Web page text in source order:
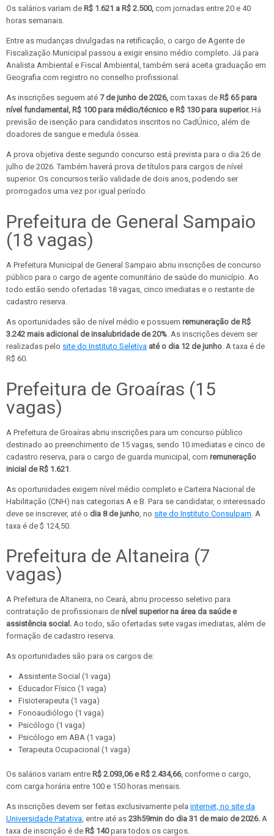
Os salários variam de R$ 1.621 a R$ 2.500, com jornadas entre 20 e 40
horas semanais.
Entre as mudanças divulgadas na retificação, o cargo de Agente de
Fiscalização Municipal passou a exigir ensino médio completo. Já para
Analista Ambiental e Fiscal Ambiental, também será aceita graduação em
Geografia com registro no conselho profissional.
As inscrições seguem até 7 de junho de 2026, com taxas de R$ 65 para
nível fundamental, R$ 100 para médio/técnico e R$ 130 para superior. Há
previsão de isenção para candidatos inscritos no CadÚnico, além de
doadores de sangue e medula óssea.
A prova objetiva deste segundo concurso está prevista para o dia 26 de
julho de 2026. Também haverá prova de títulos para cargos de nível
superior. Os concursos terão validade de dois anos, podendo ser
prorrogados uma vez por igual período.
Prefeitura de General Sampaio
(18 vagas)
A Prefeitura Municipal de General Sampaio abriu inscrições de concurso
público para o cargo de agente comunitário de saúde do município. Ao
todo estão sendo ofertadas 18 vagas, cinco imediatas e o restante de
cadastro reserva.
As oportunidades são de nível médio e possuem remuneração de R$
3.242 mais adicional de insalubridade de 20% . As inscrições devem ser
realizadas pelo site do Instituto Seletiva até o dia 12 de junho . A taxa é de
R$ 60.
Prefeitura de Groaíras (15
vagas)
A Prefeitura de Groaíras abriu inscrições para um concurso público
destinado ao preenchimento de 15 vagas, sendo 10 imediatas e cinco de
cadastro reserva, para o cargo de guarda municipal, com remuneração
inicial de R$ 1.621
As oportunidades exigem nível médio completo e Carteira Nacional de
Habilitação (CNH) nas categorias A e B. Para se candidatar, o interessado
deve se inscrever, até o dia 8 de junho , no site do Instituto Consulpam . A
taxa é de $ 124,50.
Prefeitura de Altaneira (7
vagas)
A Prefeitura de Altaneira, no Ceará, abriu processo seletivo para
contratação de profissionais de nível superior na área da saúde e
assistência social. Ao todo, são ofertadas sete vagas imediatas, além de
formação de cadastro reserva.
As oportunidades são para os cargos de:
Assistente Social (1 vaga)
Educador Físico (1 vaga)
Fisioterapeuta (1 vaga)
Fonoaudiólogo (1 vaga)
Psicólogo (1 vaga)
Psicólogo em ABA (1 vaga)
Terapeuta Ocupacional (1 vaga)
Os salários variam entre R$ 2.093,06 e R$ 2.434,66, conforme o cargo,
com carga horária entre 100 e 150 horas mensais.
As inscrições devem ser feitas exclusivamente pela internet, no site da
Universidade Patativa, entre até as 23h59min do dia 31 de maio de 2026. A
taxa de inscrição é de R$ 140para todos os cargos.